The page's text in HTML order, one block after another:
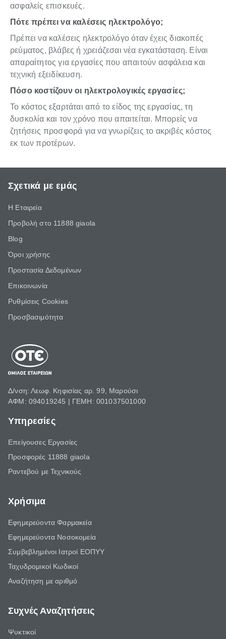
ασφαλείς επισκευές.
Πότε πρέπει να καλέσεις ηλεκτρολόγο;
Πρέπει να καλέσεις ηλεκτρολόγο όταν έχεις διακοπές
ρεύματος, βλάβες ή χρειάζεσαι νέα εγκατάσταση. Είναι
απαραίτητος για εργασίες που απαιτούν ασφάλεια και
τεχνική εξειδίκευση.
Πόσο κοστίζουν οι ηλεκτρολογικές εργασίες;
Το κόστος εξαρτάται από το είδος της εργασίας, τη
δυσκολία και τον χρόνο που απαιτείται. Μπορείς να
ζητήσεις προσφορά για να γνωρίζεις το ακριβές κόστος
εκ των προτέρων.
Σχετικά με εμάς
Η Εταιρεία
Προβολή στο 11888 giaola
Blog
Όροι χρήσης
Προστασία Δεδομένων
Επικοινωνία
Ρυθμίσεις Cookies
Προσβασιμότητα
Δ/νση: Λεωφ. Κηφισίας αρ. 99, Μαρούσι
ΑΦΜ: 094019245 | ΓΕΜΗ: 001037501000
Υπηρεσίες
Επείγουσες Εργασίες
Προσφορές 11888 giaola
Ραντεβού με Τεχνικούς
Χρήσιμα
Εφημερεύοντα Φαρμακεία
Εφημερεύοντα Νοσοκομεία
Συμβεβλημένοι Ιατροί ΕΟΠΥΥ
Ταχυδρομικοί Κωδικοί
Αναζήτηση με αριθμό
Συχνές Αναζητήσεις
Ψυκτικοί